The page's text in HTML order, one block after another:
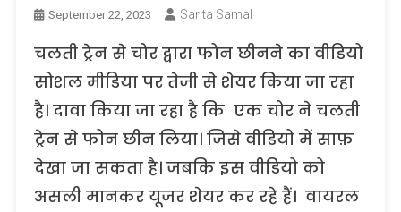
September 22, 2023 Sarita Samal
चलती ट्रेन से चोर द्वारा फोन छीनने का वीडियो
सोशल मीडिया पर तेजी से शेयर किया जा रहा
है। दावा किया जा रहा है कि एक चोर ने चलती
ट्रेन से फोन छीन लिया। जिसे वीडियो में साफ़
देखा जा सकता है। जबकि इस वीडियो को
असली मानकर यूजर शेयर कर रहे हैं। वायरल